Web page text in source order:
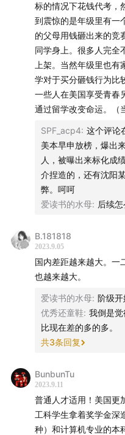
标的情况下花钱代考，
到震惊的是年级里有一
的父母用钱砸出来的竞
同学身上。很多人完全
上架。当然年级里也
学对于买分砸钱行为比
一些人在美国享受青春
通过留学改变命运。（
SPF_acp4: 这个评论
美本早申放榜，爆出
人，被曝出来标化成
介捏造的，还有沈阳
弊。呵呵
爱读书的水母: 后续
B.181818
2023.9.05
国内差距越来越大。一
也越来越大。
爱读书的水母: 阶级开
优秀还童鞋: 我倒是
比现在差的多的多。
共3条回复
BunbunTu
2023.9.11
普通人才适用！美国更
工科学生拿着奖学金深
种）和计算机专业的本